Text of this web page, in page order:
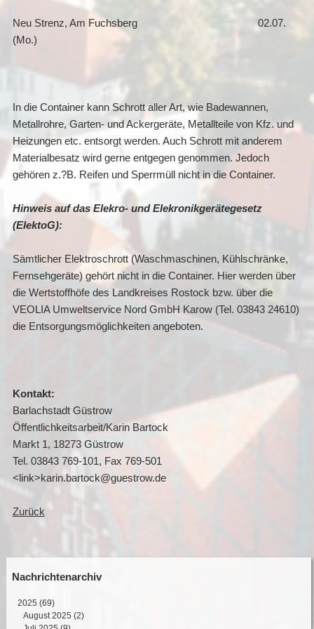
Neu Strenz, Am Fuchsberg 02.07.
(Mo.)
In die Container kann Schrott aller Art, wie Badewannen,
Metallrohre, Garten- und Ackergeräte, Metallteile von Kfz. und
Heizungen etc. entsorgt werden. Auch Schrott mit anderem
Materialbesatz wird gerne entgegen genommen. Jedoch
gehören z.?B. Reifen und Sperrmüll nicht in die Container.
Hinweis auf das Elekro- und Elekronikgerätegesetz
(ElektoG):
Sämtlicher Elektroschrott (Waschmaschinen, Kühlschränke,
Fernsehgeräte) gehört nicht in die Container. Hier werden über
die Wertstoffhöfe des Landkreises Rostock bzw. über die
VEOLIA Umweltservice Nord GmbH Karow (Tel. 03843 24610)
die Entsorgungsmöglichkeiten angeboten.
Kontakt:
Barlachstadt Güstrow
Öffentlichkeitsarbeit/Karin Bartock
Markt 1, 18273 Güstrow
Tel. 03843 769-101, Fax 769-501
<link>karin.bartock@guestrow.de
Zurück
Nachrichtenarchiv
2025 (69)
August 2025 (2)